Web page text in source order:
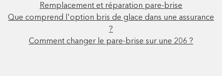
Remplacement et réparation pare-brise
Que comprend l'option bris de glace dans une assurance
?
Comment changer le pare-brise sur une 206 ?